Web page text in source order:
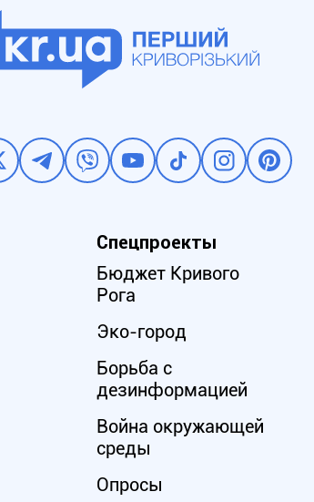
Спецпроекты
Бюджет Кривого
Рога
Эко-город
Борьба с
дезинформацией
Война окружающей
среды
Опросы